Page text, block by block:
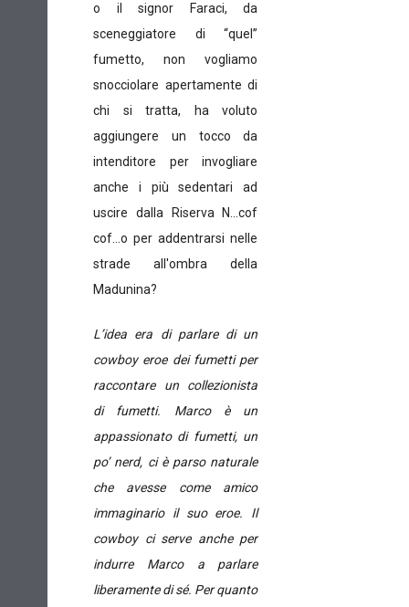
o il signor Faraci, da
sceneggiatore di “quel”
fumetto, non vogliamo
snocciolare apertamente di
chi si tratta, ha voluto
aggiungere un tocco da
intenditore per invogliare
anche i più sedentari ad
uscire dalla Riserva N…cof
cof...o per addentrarsi nelle
strade all'ombra della
Madunina?
L’idea era di parlare di un
cowboy eroe dei fumetti per
raccontare un collezionista
di fumetti. Marco è un
appassionato di fumetti, un
po’ nerd, ci è parso naturale
che avesse come amico
immaginario il suo eroe. Il
cowboy ci serve anche per
indurre Marco a parlare
liberamente di sé. Per quanto